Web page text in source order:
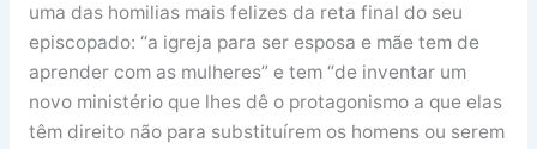
uma das homilias mais felizes da reta final do seu
episcopado: “a igreja para ser esposa e mãe tem de
aprender com as mulheres” e tem “de inventar um
novo ministério que lhes dê o protagonismo a que elas
têm direito não para substituírem os homens ou serem